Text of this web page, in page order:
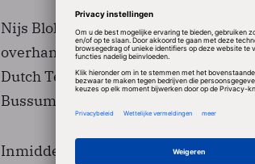
Nijs Blokland, directeur van de
overhandigde het jubileumboek aan
Dutch Testing Conference, die dit
Bussum.
Inmiddels zijn er 23 boeken over